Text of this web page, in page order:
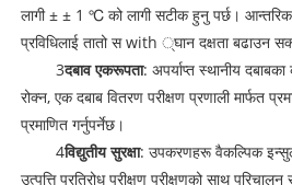
लागी ± ± 1 ℃ को लागी सटीक हुनु पर्छ।
प्रविधिलाई तातो स with ्घान दक्षता बढाउन
3दबाव एकरूपता: अपर्याप्त स्थानीय
रोक्न, एक दबाब वितरण परीक्षण प्रणाली मार्फत
प्रमाणित गर्नुपर्नेछ।
4विद्युतीय सुरक्षा: उपकरणहरू वैकल्पिक
उत्पत्ति प्रतिरोध परीक्षण परीक्षणको साथ